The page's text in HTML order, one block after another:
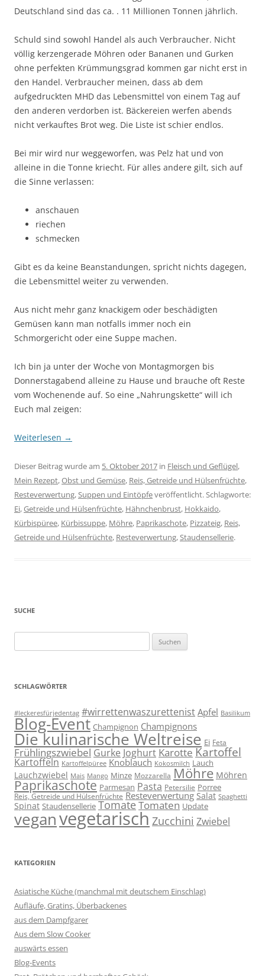
Deutschland sind das ca. . 11 Millionen Tonnen jährlich.
Schuld sind sowohl Handel als auch Verbraucher. Nicht
völlig kerzengerade Möhren oder Bananen und Gurken
ohne perfekten Krümmungsgrad kommen gar nicht erst in
den Handel. Verbraucher meinen, dass ab dem
aufgedruckten MHD das Lebensmittel von einem Tag auf
den anderen verdorben ist. Bäckereien werfen abends
nicht verkauftes Brot weg. Die Liste ist schier endlos.
Bei mir wird nur weggeworfen, was Pelz hat und von
alleine in die Tonne kriecht. Für alles andere gilt, sich auf
die Sinne verlassen:
anschauen
riechen
schmecken
Gibt es da keine Beanstandungen, spricht nichts dagegen,
die Lebensmittel weiter zu verwenden.
Aus nicht mehr ganz knackigem oder beschädigten
Gemüsen kann man notfalls immer noch ein
Schmorgericht oder eine Suppe machen.
Ich bin ja unter der Woche von Montagmorgen bis
Donnerstagabend alleine zu Hause und brauche oft Reste
vom Wochenende auf. So eine „Nahrungskette“ will ich
Euch mal zeigen:
Weiterlesen →
Dieser Beitrag wurde am 5. Oktober 2017 in Fleisch und Geflügel,
Mein Rezept,Obst und Gemüse, Reis, Getreide und Hülsenfrüchte,
Resteverwertung, Suppen und Eintöpfeveröffentlicht. Schlagworte:
Ei,Getreide und Hülsenfrüchte, Hähnchenbrust, Hokkaido,
Kürbispüree, Kürbissuppe, Möhre, Paprikaschote, Pizzateig, Reis,
Getreide und Hülsenfrüchte, Resteverwertung, Staudensellerie.
SUCHE
nach:
SCHLAGWÖRTER
#leckeresfürjedentag #wirrettenwaszurettenist Apfel Basilikum
Blog-Event Champignon Champignons
Die kulinarische Weltreise Ei Feta
Frühlingszwiebel Gurke Joghurt Karotte Kartoffel
Kartoffeln Kartoffelpüree Knoblauch Kokosmilch Lauch
Lauchzwiebel Mais Mango Minze Mozzarella Möhre Möhren
Paprikaschote Parmesan Pasta Petersilie Porree
Reis, Getreide und Hülsenfrüchte Resteverwertung Salat Spaghetti
Spinat Staudensellerie TomateTomaten Update
veganvegetarisch Zucchini Zwiebel
KATEGORIEN
Asiatische Küche (manchmal mit deutschem Einschlag)
Aufläufe, Gratins, Überbackenes
aus dem Dampfgarer
Aus dem Slow Cooker
auswärts essen
Blog-Events